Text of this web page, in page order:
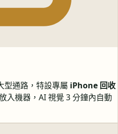
型通路，特設專屬 iPhone 回收
入機器，AI 視覺 3 分鐘內自動